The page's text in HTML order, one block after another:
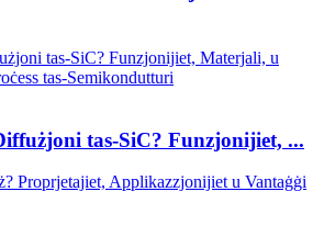
tas-SiC? Funzjonijiet, ...